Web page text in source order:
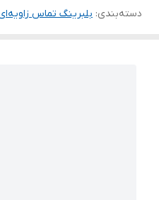
دسته‌بندی: بلبرینگ تماس